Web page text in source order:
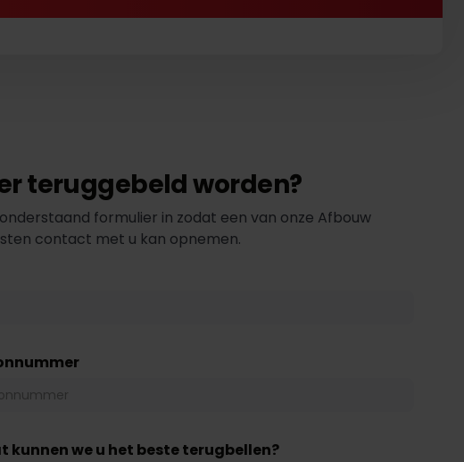
teruggebeld worden?
onderstaand formulier in zodat een van onze Afbouw
contact met u kan opnemen.
kunnen we u het beste terugbellen?